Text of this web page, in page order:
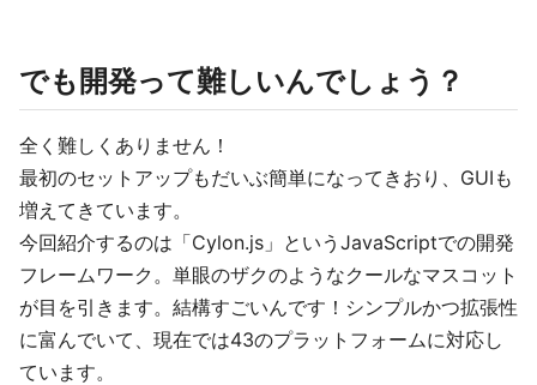
でも開発って難しいんでしょう？
全く難しくありません！
最初のセットアップもだいぶ簡単になってきおり、GUIも
増えてきています。
今回紹介するのは「Cylon.js」というJavaScriptでの開発
フレームワーク。単眼のザクのようなクールなマスコット
が目を引きます。結構すごいんです！シンプルかつ拡張性
に富んでいて、現在では43のプラットフォームに対応し
ています。